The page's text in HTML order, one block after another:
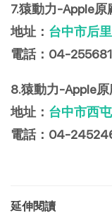
7.猿動力-Apple
地址： 台中市后
電話：04-
8.猿動力-Apple
地址： 台中市西
電話：04-
延伸閱讀